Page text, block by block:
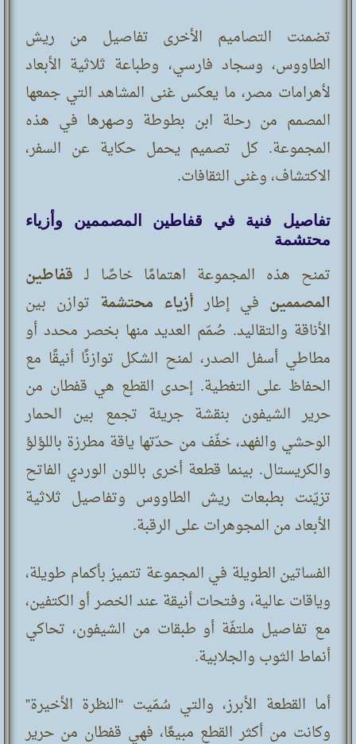
تضمنت التصاميم الأخرى تفاصيل من ريش
الطاووس، وسجاد فارسي، وطباعة ثلاثية الأبعاد
لأهرامات مصر، ما يعكس غنى المشاهد التي جمعها
المصمم من رحلة ابن بطوطة وصهرها في هذه
المجموعة. كل تصميم يحمل حكاية عن السفر،
الاكتشاف، وغنى الثقافات.
تفاصيل فنية في قفاطين المصممين وأزياء
محتشمة
تمنح هذه المجموعة اهتمامًا خاصًا لـ قفاطين
المصممين في إطار أزياء محتشمة توازن بين
الأناقة والتقاليد. صُمّم العديد منها بخصر محدد أو
مطاطي أسفل الصدر، لمنح الشكل توازنًا أنيقًا مع
الحفاظ على التغطية. إحدى القطع هي قفطان من
حرير الشيفون بنقشة جريئة تجمع بين الحمار
الوحشي والفهد، خفّف من حدّتها ياقة مطرزة باللؤلؤ
والكريستال. بينما قطعة أخرى باللون الوردي الفاتح
تزيّنت بطبعات ريش الطاووس وتفاصيل ثلاثية
الأبعاد من المجوهرات على الرقبة.
الفساتين الطويلة في المجموعة تتميز بأكمام طويلة،
وياقات عالية، وفتحات أنيقة عند الخصر أو الكتفين،
مع تفاصيل ملتفّة أو طبقات من الشيفون، تحاكي
أنماط الثوب والجلابية.
أما القطعة الأبرز، والتي سُمّيت “النظرة الأخيرة”
وكانت من أكثر القطع مبيعًا، فهي قفطان من حرير